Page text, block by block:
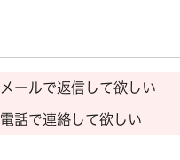
メールで返信して欲しい
電話で連絡して欲しい